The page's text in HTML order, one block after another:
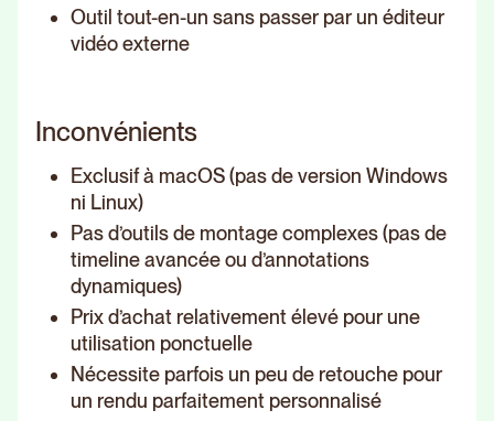
Outil tout-en-un sans passer par un éditeur
vidéo externe
Inconvénients
Exclusif à macOS (pas de version Windows
ni Linux)
Pas d’outils de montage complexes (pas de
timeline avancée ou d’annotations
dynamiques)
Prix d’achat relativement élevé pour une
utilisation ponctuelle
Nécessite parfois un peu de retouche pour
un rendu parfaitement personnalisé